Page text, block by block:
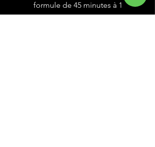
formule de 45 minutes à 1